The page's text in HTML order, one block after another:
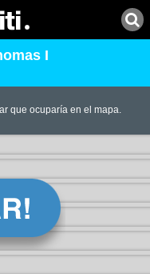
I
que ocuparía en el mapa.